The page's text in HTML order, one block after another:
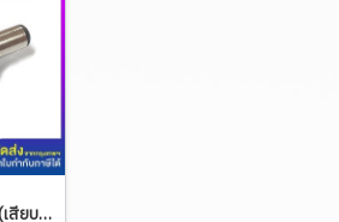
หัวแจ็ค DC ตัวผู้ GLINK (เสียบด้านตัวกล้องวงจรปิด)